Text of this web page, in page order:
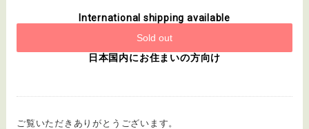
International shipping available
Sold out
日本国内にお住まいの方向け
ご覧いただきありがとうございます。